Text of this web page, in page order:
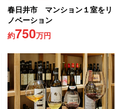
春日井市 マンション１室をリ
ノベーション
約750万円